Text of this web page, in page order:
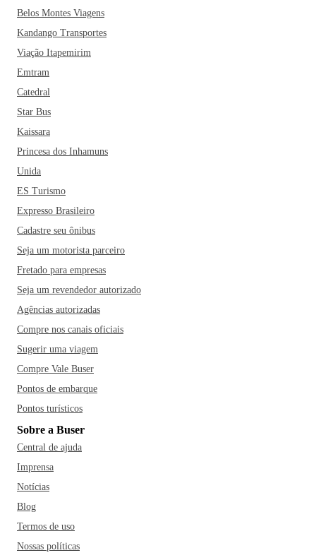
Belos Montes Viagens
Kandango Transportes
Viação Itapemirim
Emtram
Catedral
Star Bus
Kaissara
Princesa dos Inhamuns
Unida
ES Turismo
Expresso Brasileiro
Cadastre seu ônibus
Seja um motorista parceiro
Fretado para empresas
Seja um revendedor autorizado
Agências autorizadas
Compre nos canais oficiais
Sugerir uma viagem
Compre Vale Buser
Pontos de embarque
Pontos turísticos
Sobre a Buser
Central de ajuda
Imprensa
Notícias
Blog
Termos de uso
Nossas políticas